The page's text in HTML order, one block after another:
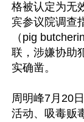
格被认定为无
宾参议院调查
（pig
联，涉嫌协助
实确凿。
周明峰7月20
活动、吸毒贩